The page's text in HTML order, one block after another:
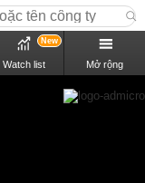
Watch list
New
Mở rộng